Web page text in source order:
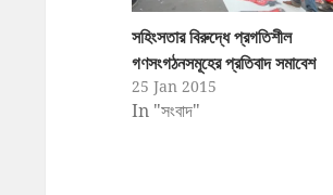
সহিংসতার বিরুদ্ধে প্রগতিশীল
গণসংগঠনসমূহের প্রতিবাদ সমাবেশ
25 Jan 2015
In "সংবাদ"